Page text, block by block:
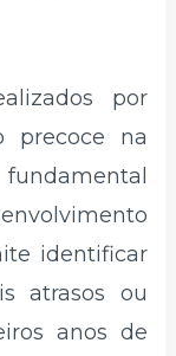
por
precoce na
identificar
atrasos ou
anos de